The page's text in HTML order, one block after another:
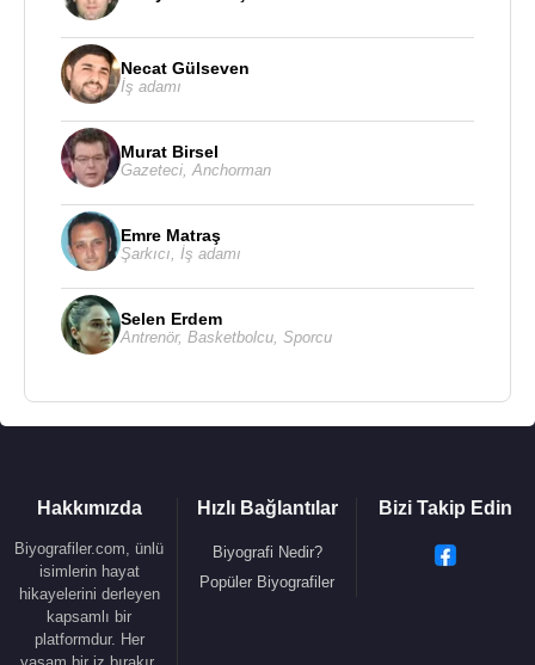
Necat Gülseven
İş adamı
Murat Birsel
Gazeteci Anchorman
Emre Matraş
Şarkıcı İş adamı
Selen Erdem
Antrenör, Basketbolcu Sporcu
Hakkımızda
Biyografiler.com, ünlü
isimlerin hayat
hikayelerini derleyen
kapsamlı bir
platformdur. Her
Hızlı Bağlantılar
Biyografi Nedir?
Popüler Biyografiler
Bizi Takip Edin